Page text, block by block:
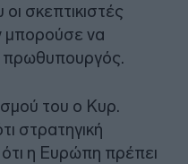
σκεπτικιστές
μπορούσε να
πρωθυπουργός.
του ο Κυρ.
στρατηγική
η Ευρώπη πρέπει